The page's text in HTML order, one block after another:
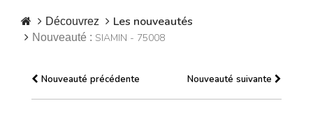
Découvrez Les nouveautés
Nouveauté : SIAMIN - 75008
Nouveauté précédente Nouveauté suivante